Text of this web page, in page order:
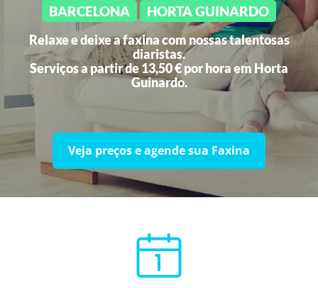
BARCELONA HORTA GUINARDO
Relaxe e deixe a faxina com nossas talentosas
diaristas.
Serviços a partir de 13,50 € por hora em Horta
Guinardo.
Veja preços e agende sua Faxina